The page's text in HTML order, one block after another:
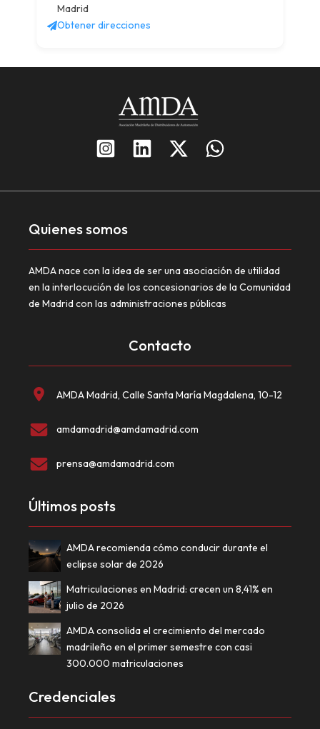
Madrid
Obtener direcciones
Quienes somos
AMDA nace con la idea de ser una asociación de utilidad
en la interlocución de los concesionarios de la Comunidad
de Madrid con las administraciones públicas
Contacto
AMDA Madrid, Calle Santa María Magdalena, 10-12
amdamadrid@amdamadrid.com
prensa@amdamadrid.com
Últimos posts
AMDA recomienda cómo conducir durante el
eclipse solar de 2026
Matriculaciones en Madrid: crecen un 8,41% en
julio de 2026
AMDA consolida el crecimiento del mercado
madrileño en el primer semestre con casi
300.000 matriculaciones
Credenciales